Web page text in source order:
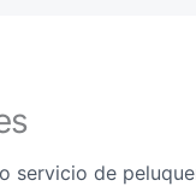
servicio de